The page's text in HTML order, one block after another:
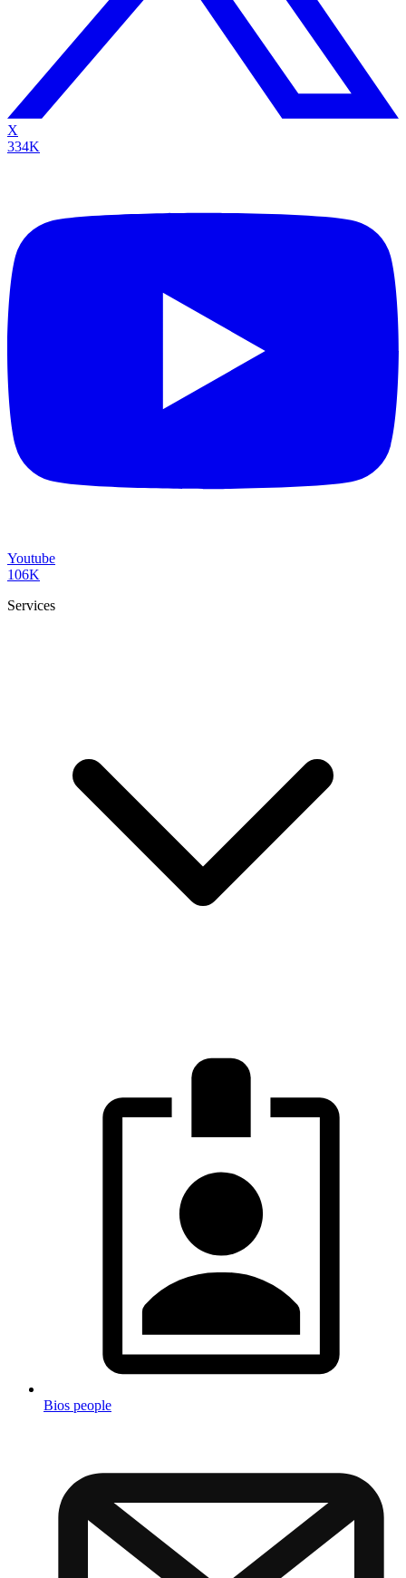
X
334K
Youtube
106K
Services
Bios people